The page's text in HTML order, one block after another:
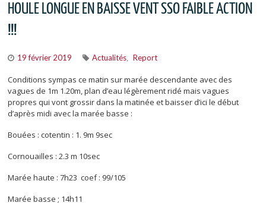
HOULE LONGUE EN BAISSE VENT SSO FAIBLE ACTION
!!!
19 février 2019 Actualités Report
Conditions sympas ce matin sur marée descendante avec des
vagues de 1m 1.20m, plan d’eau légèrement ridé mais vagues
propres qui vont grossir dans la matinée et baisser d’ici le début
d’après midi avec la marée basse :
Bouées : cotentin : 1. 9m 9sec
Cornouailles : 2.3 m 10sec
Marée haute : 7h23 coef : 99/105
Marée basse ; 14h11